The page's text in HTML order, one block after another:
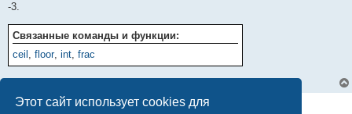
Этот сайт использует cookies для
-3.
Связанные команды и функции:
ceil , floor, int, frac
1 сообщение • Страница